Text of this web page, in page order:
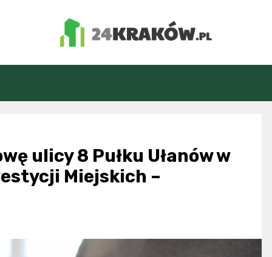
24Kraków.pl
ulicy 8 Pułku Ułanów w
Miejskich –